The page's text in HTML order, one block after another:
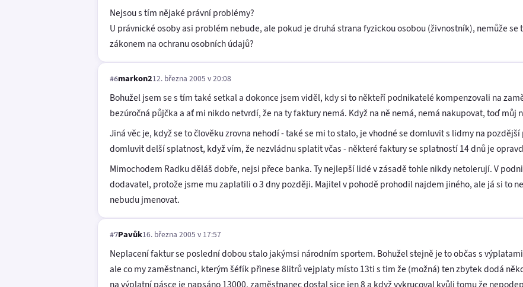
Nejsou s tím nějaké právní problémy?
U právnické osoby asi problém nebude, ale pokud je druhá strana fyzickou osobou (živnostník), nemůže
zákonem na ochranu osobních údajů?
#6markon212. března 2005 v 20:08
Bohužel jsem se s tím také setkal a dokonce jsem viděl, kdy si to někteří podnikatelé kompenzovali na
bezúročná půjčka a ať mi nikdo netvrdí, že na ty faktury nemá. Když na ně nemá, nemá nakupovat, toď můj
Jiná věc je, když se to člověku zrovna nehodí - také se mi to stalo, je vhodné se domluvit s lidmy na
domluvit delší splatnost, když vím, že nezvládnu splatit včas - některé faktury se splatností 14 dnů je
Mimochodem Radku děláš dobře, nejsi přece banka. Ty nejlepší lidé v zásadě tohle nikdy netolerují. V
dodavatel, protože jsme mu zaplatili o 3 dny později. Majitel v pohodě prohodil najdem jiného, ale já si to
nebudu jmenovat.
#7Pavůk16. března 2005 v 17:57
Neplacení faktur se poslední dobou stalo jakýmsi národním sportem. Bohužel stejně je to občas s
ale co my zaměstnanci, kterým šéfík přinese 8litrů vejplaty místo 13ti s tim že (možná) ten zbytek dodá
na výplatní pásce je napsáno 13000, zaměstnanec dostal sice jen 8 a když vykrucoval kvůli tomu že